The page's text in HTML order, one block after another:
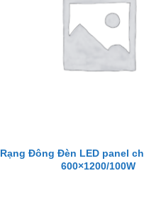
Rạng Đông Đèn LED panel
600×1200/100W